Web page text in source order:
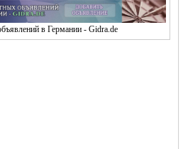
в Германии - Gidra.de